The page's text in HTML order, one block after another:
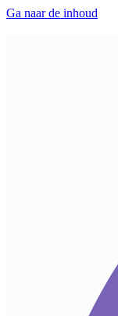
Ga naar de inhoud